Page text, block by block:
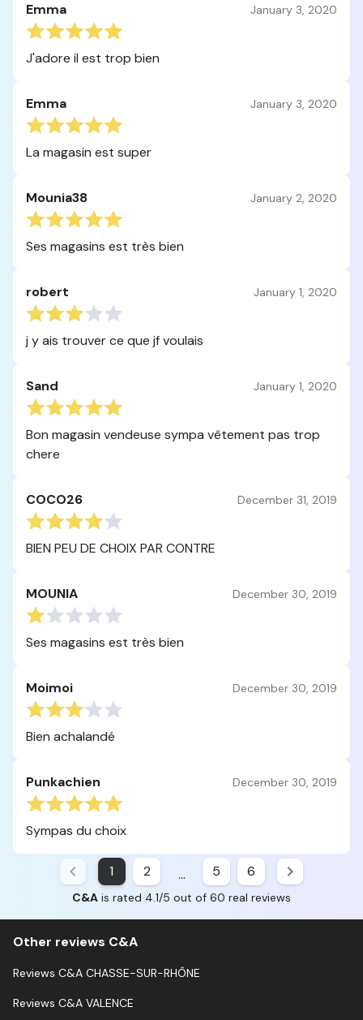
Emma January 3, 2020
J'adore il est trop bien
Emma January 3, 2020
La magasin est super
Mounia38 January 2, 2020
Ses magasins est très bien
robert January 1, 2020
j y ais trouver ce que jf voulais
Sand January 1, 2020
Bon magasin vendeuse sympa vêtement pas trop
chere
COCO26 December 31, 2019
BIEN PEU DE CHOIX PAR CONTRE
MOUNIA December 30, 2019
Ses magasins est très bien
Moimoi December 30, 2019
Bien achalandé
Punkachien December 30, 2019
Sympas du choix
1 2 ... 5 6
C&A is rated 4.1/5 out of 60 real reviews
Other reviews C&A
Reviews C&A CHASSE-SUR-RHÔNE
Reviews C&A VALENCE